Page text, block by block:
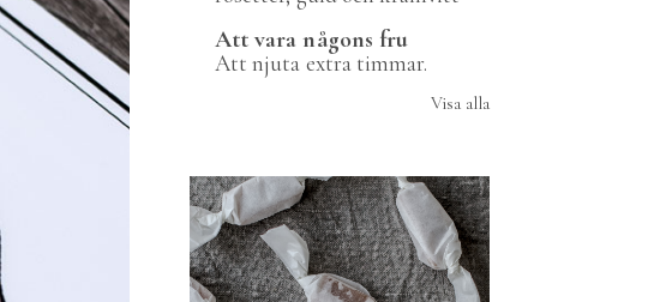
Att vara någons fru
Att njuta extra timmar.
Visa alla